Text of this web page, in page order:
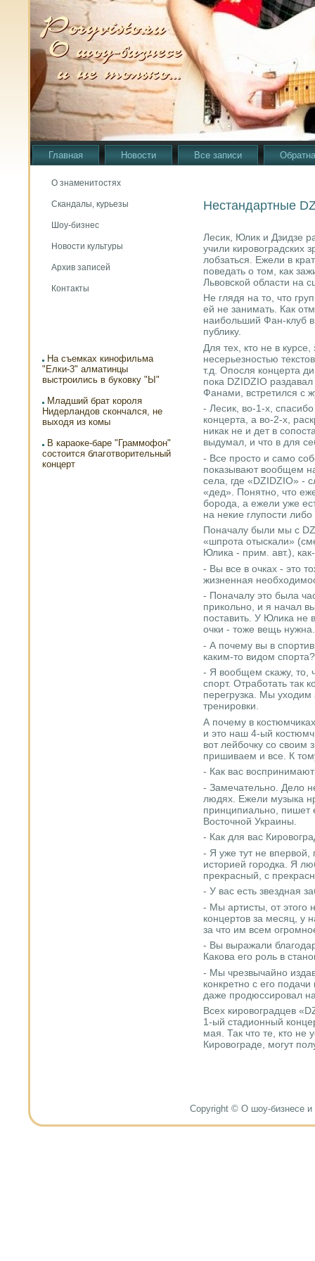
Главная Новости Все записи
О знаменитостях
Скандалы, курьезы
Шоу-бизнес
Новости культуры
Архив записей
Контакты
На съемках кинофильма
"Елки-3" алматинцы
выстроились в буковку "Ы"
Младший брат короля
Нидерландов скончался, не
выходя из комы
В караоке-баре "Граммофон"
состоится благотворительный
концерт
Нестандартные
Лесик, Юлик и Дзидзе
учили кировоградских
лобзаться. Ежели в
поведать о том, как
Львовской области на
Не глядя на то, что
ей не занимать. Как
наибольший Фан-клуб в
публику.
Для тех, кто не в курсе,
несерьезностью
т.д. Опосля концерта
пока DZIDZIO
Фанами, встретился с
- Лесик, во-1-х,
концерта, а во-2-х,
никак не и дет в
выдумал, и что в для
- Все просто и само
показывают вообщем
села, где «DZIDZIO» -
«дед». Понятно, что
борода, а ежели уже
на некие глупости
Поначалу были мы с
«шпрота отыскали»
Юлика - прим. авт.),
- Вы все в очках - это
жизненная
- Поначалу это была
прикольно, и я начал
поставить. У Юлика не
очки - тоже вещь нужна.
- А почему вы в
каким-то видом спорта?
- Я вообщем скажу, то,
спорт. Отработать так
перегрузка. Мы уходим
тренировки.
А почему в
и это наш 4-ый
вот лейбочку со своим
пришиваем и все. К
- Как вас
- Замечательно. Дело
людях. Ежели музыка
принципиально, пишет
Восточной Украины.
- Как для вас
- Я уже тут не впервой,
историей городка. Я
прекрасный, с
- У вас есть звездная
- Мы артисты, от этого
концертов за месяц, у
за что им всем
- Вы выражали
Какова его роль в
- Мы чрезвычайно
конкретно с его
даже продюссировал
Всех кировоградцев
1-ый стадионный
мая. Так что те, кто не
Кировограде, могут
Copyright © О шоу-бизнесе и